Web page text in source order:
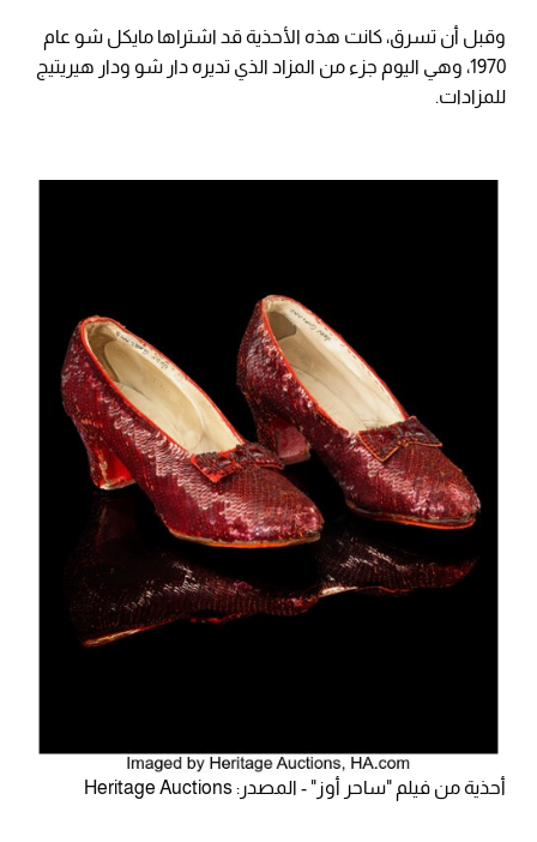
وقبل أن تسرق، كانت هذه الأحذية قد اشتراها مايكل شو عام
1970، وهي اليوم جزء من المزاد الذي تديره دار شو ودار هيريتيج
للمزادات.
أحذية من فيلم "ساحر أوز" - المصدر: Heritage Auctions